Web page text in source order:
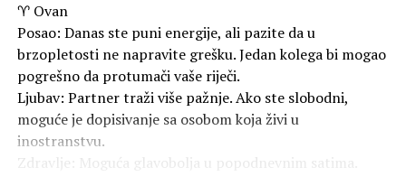
Zdravlje: Prijaće vam večernja šetnja pored vode ili
opuštanje uz omiljenu muziku.
LAV
Posao: Sezona je vašeg rođendana i to se osjeti! Zračite
samopouzdanjem, a poslovni partneri jedva čekaju da
sarađuju s vama.
♈ Ovan
Posao: Danas ste puni energije, ali pazite da u
brzopletosti ne napravite grešku. Jedan kolega bi mogao
pogrešno da protumači vaše riječi.
Ljubav: Partner traži više pažnje. Ako ste slobodni,
moguće je dopisivanje sa osobom koja živi u
inostranstvu.
Zdravlje: Moguća glavobolja u popodnevnim satima.